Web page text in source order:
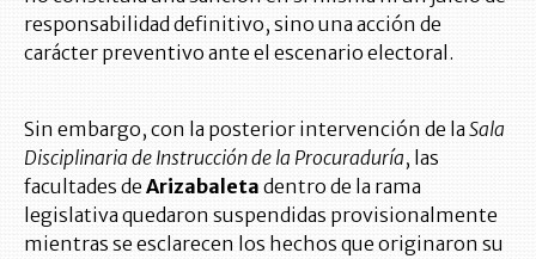
responsabilidad definitivo, sino una acción de
carácter preventivo ante el escenario electoral.
Sin embargo, con la posterior intervención de laSala
Disciplinaria de Instrucción de la Procuraduría, las
facultades de Arizabaleta dentro de la rama
legislativa quedaron suspendidas provisionalmente
mientras se esclarecen los hechos que originaron su